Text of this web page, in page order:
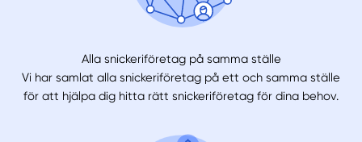
Alla snickeriföretag på samma ställe
Vi har samlat alla snickeriföretag på ett och samma ställe
för att hjälpa dig hitta rätt snickeriföretag för dina behov.